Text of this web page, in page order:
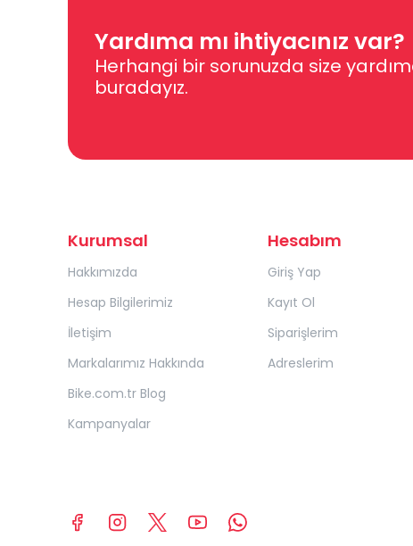
Yardıma mı ihtiyacınız var?
Herhangi bir sorunuzda size
buradayız.
Kurumsal
Hakkımızda
Hesap Bilgilerimiz
İletişim
Markalarımız Hakkında
Bike.com.tr Blog
Kampanyalar
Hesabım
Giriş Yap
Kayıt Ol
Siparişlerim
Adreslerim